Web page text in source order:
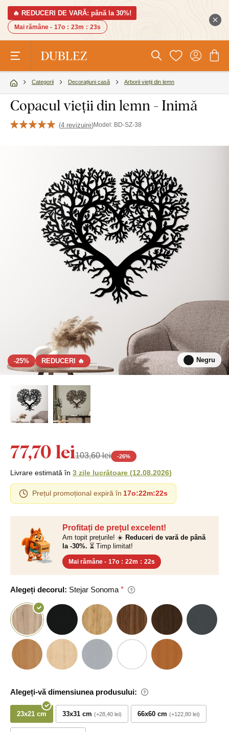
🔥 REDUCERI DE VARĂ: până la 30%!
Mai rămâne - 17o : 23m : 22s
Categorii Decorațiuni casă Arborii vieții din lemn
Copacul vieții din lemn - Inimă
(4 revizuire)Model: BD-SZ-38
-25% REDUCERI 🔥 Negru
Profitați de prețul excelent!
Am topit prețurile! ☀️ Reduceri de vară de până
la -30%. ⏳ Timp limitat!
Mai rămâne - 17o : 22m : 22s
Alegeți decorul: Stejar Sonoma
Alegeți-vă dimensiunea produsului:
23x21 cm 33x31 cm +28,40 lei 66x60 cm +122,80 lei
77,70 lei103,60 lei -26%
Livrare estimată în 3 zile lucrătoare (12.08.2026)
Prețul promoțional expiră în 17o:22m:22s